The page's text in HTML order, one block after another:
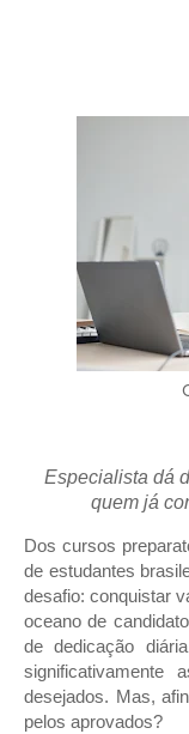
Especialista dá
quem já
Dos cursos
de estudantes
desafio: conquistar
oceano de
de dedicação
significativamente
desejados. Mas,
pelos aprovados?